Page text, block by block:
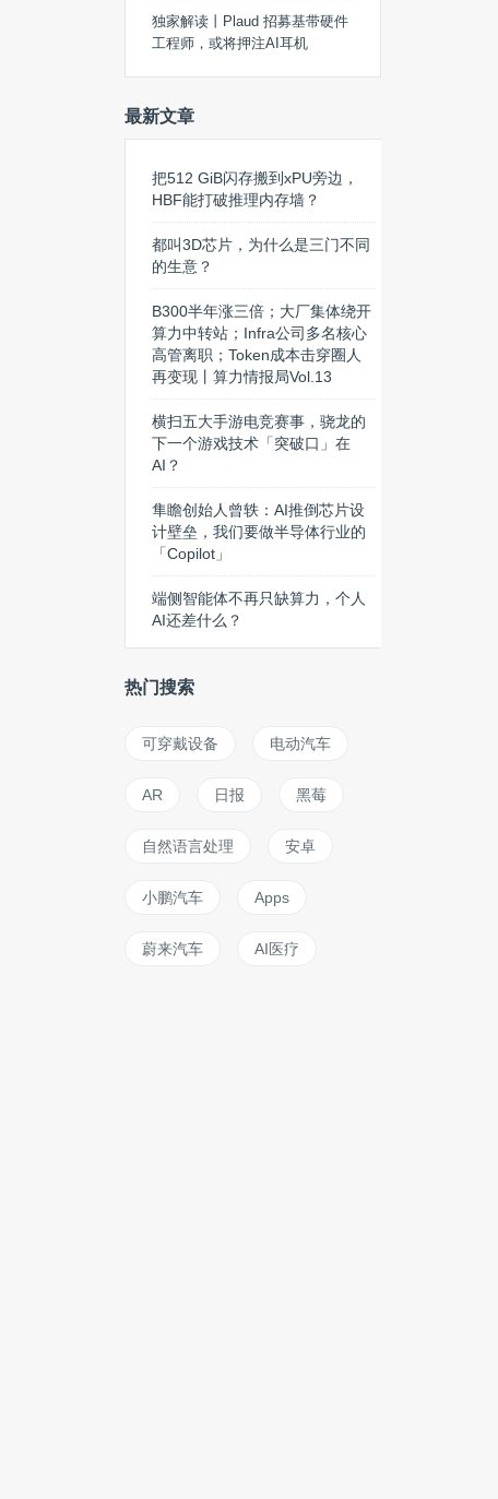
独家解读丨Plaud 招募基带硬件
工程师，或将押注AI耳机
最新文章
把512 GiB闪存搬到xPU旁边，
HBF能打破推理内存墙？
都叫3D芯片，为什么是三门不同
的生意？
B300半年涨三倍；大厂集体绕开
算力中转站；Infra公司多名核心
高管离职；Token成本击穿圈人
再变现丨算力情报局Vol.13
横扫五大手游电竞赛事，骁龙的
下一个游戏技术「突破口」在
AI？
隼瞻创始人曾轶：AI推倒芯片设
计壁垒，我们要做半导体行业的
「Copilot」
端侧智能体不再只缺算力，个人
AI还差什么？
热门搜索
可穿戴设备 电动汽车
AR 日报 黑莓
自然语言处理 安卓
小鹏汽车 Apps
蔚来汽车 AI医疗